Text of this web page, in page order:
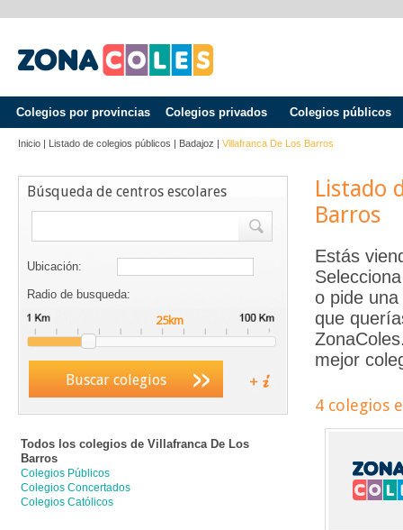
Colegios por provincias Colegios privados Colegios públicos
Inicio | Listado de colegios públicos | Badajoz | Villafranca De Los Barros
Búsqueda de centros escolares
Ubicación:
Radio de busqueda:
Buscar colegios
Todos los colegios de Villafranca De Los
Barros
Colegios Públicos
Colegios Concertados
Colegios Católicos
Listado
Barros
Estás
o pide
que
mejor
4 colegios